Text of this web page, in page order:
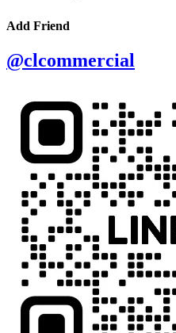
Add Friend
@clcommercial